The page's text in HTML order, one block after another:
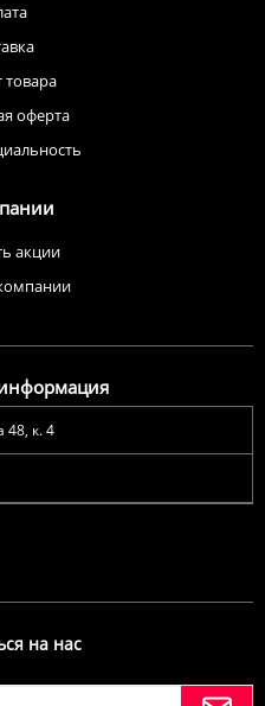
товара
оферта
акции
48, к. 4
на нас